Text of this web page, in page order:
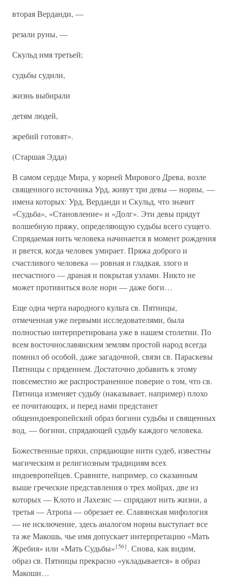
вторая Верданди, —
резали руны, —
Скульд имя третьей;
судьбы судили,
жизнь выбирали
детям людей,
жребий готовят».
(Старшая Эдда)
В самом сердце Мира, у корней Мирового Древа, возле
священного источника Урд, живут три девы — норны, —
имена которых: Урд, Верданди и Скульд, что значит
«Судьба», «Становление» и «Долг». Эти девы прядут
волшебную пряжу, определяющую судьбы всего сущего.
Спрядаемая нить человека начинается в момент рождения
и рвется, когда человек умирает. Пряжа доброго и
счастливого человека — ровная и гладкая, злого и
несчастного — драная и покрытая узлами. Никто не
может противиться воле норн — даже боги…
Еще одна черта народного культа св. Пятницы,
отмеченная уже первыми исследователями, была
полностью интерпретирована уже в нашем столетии. По
всем восточнославянским землям простой народ всегда
помнил об особой, даже загадочной, связи св. Параскевы
Пятницы с прядением. Достаточно добавить к этому
повсеместно же распространенное поверие о том, что св.
Пятница изменяет судьбу (наказывает, например) плохо
ее почитающих, и перед нами предстанет
общеиндоевропейский образ богини судьбы и священных
вод, — богини, спрядающей судьбу каждого человека.
Божественные пряхи, спрядающие нити судеб, известны
магическим и религиозным традициям всех
индоевропейцев. Сравните, например, со сказанным
выше греческие представления о трех мойрах, две из
которых — Клото и Лахезис — спрядают нить жизни, а
третья — Атропа — обрезает ее. Славянская мифология
— не исключение, здесь аналогом норны выступает все
та же Макошь, чье имя допускает интерпретацию «Мать
Жребия» или «Мать Судьбы»{56}. Снова, как видим,
образ св. Пятницы прекрасно «укладывается» в образ
Макоши…